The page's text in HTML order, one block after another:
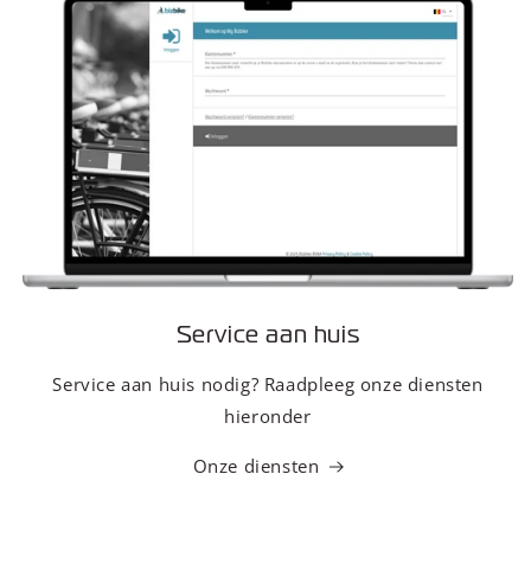
Service aan huis
Service aan huis nodig? Raadpleeg onze diensten
hieronder
Onze diensten